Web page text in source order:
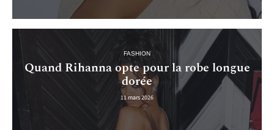
FASHION
Quand Rihanna opte pour la robe longue
dorée
11 mars 2026